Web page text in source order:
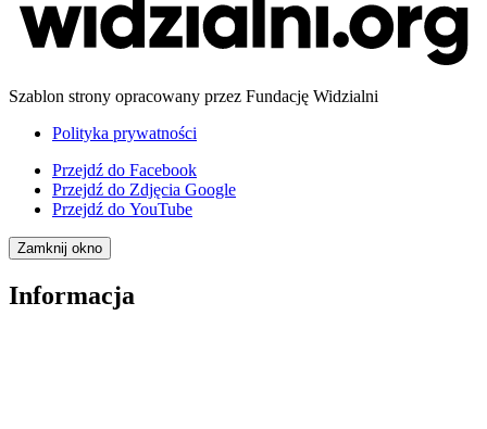
Szablon strony opracowany przez Fundację Widzialni
Polityka prywatności
Przejdź do Facebook
Przejdź do Zdjęcia Google
Przejdź do YouTube
Zamknij okno
Informacja